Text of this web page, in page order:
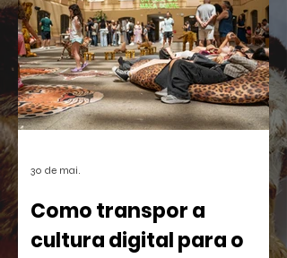
Como transpor a
cultura digital para o
30 de mai.